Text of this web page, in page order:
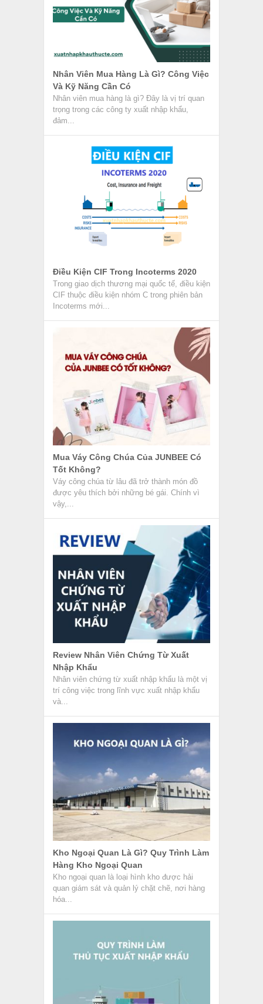
Nhân Viên Mua Hàng Là Gì? Công Việc
Và Kỹ Năng Cần Có
Nhân viên mua hàng là gì? Đây là vị trí quan
trọng trong các công ty xuất nhập khẩu,
đảm...
Điều Kiện CIF Trong Incoterms 2020
Trong giao dịch thương mại quốc tế, điều kiện
CIF thuộc điều kiện nhóm C trong phiên bản
Incoterms mới...
Mua Váy Công Chúa Của JUNBEE Có
Tốt Không?
Váy công chúa từ lâu đã trở thành món đồ
được yêu thích bởi những bé gái. Chính vì
vậy,...
Review Nhân Viên Chứng Từ Xuất
Nhập Khẩu
Nhân viên chứng từ xuất nhập khẩu là một vị
trí công việc trong lĩnh vực xuất nhập khẩu
và...
Kho Ngoại Quan Là Gì? Quy Trình Làm
Hàng Kho Ngoại Quan
Kho ngoại quan là loại hình kho được hải
quan giám sát và quản lý chặt chẽ, nơi hàng
hóa...